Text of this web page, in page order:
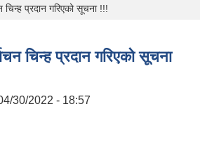
चिन्ह प्रदान गरिएको सूचना !!!
चिन्ह प्रदान गरिएको सूचना
30/2022 - 18:57